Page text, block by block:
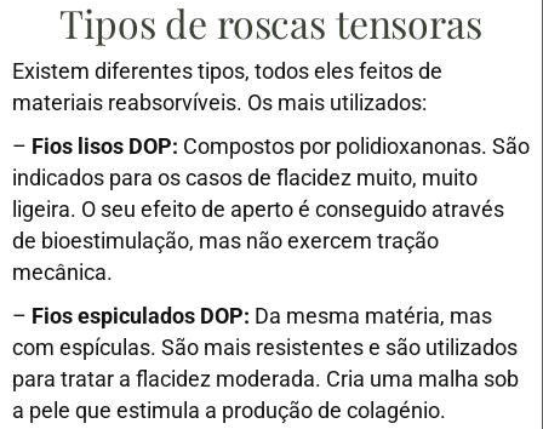
Tipos de roscas tensoras
Existem diferentes tipos, todos eles feitos de
materiais reabsorvíveis. Os mais utilizados:
– Fios lisos DOP: Compostos por polidioxanonas. São
indicados para os casos de flacidez muito, muito
ligeira. O seu efeito de aperto é conseguido através
de bioestimulação, mas não exercem tração
mecânica.
– Fios espiculados DOP: Da mesma matéria, mas
com espículas. São mais resistentes e são utilizados
para tratar a flacidez moderada. Cria uma malha sob
a pele que estimula a produção de colagénio.